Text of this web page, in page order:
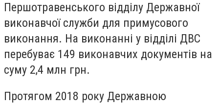
Першотравенського відділу Державної
виконавчої служби для примусового
виконання. На виконанні у відділі ДВС
перебуває 149 виконавчих документів на
суму 2,4 млн грн.
Протягом 2018 року Державною